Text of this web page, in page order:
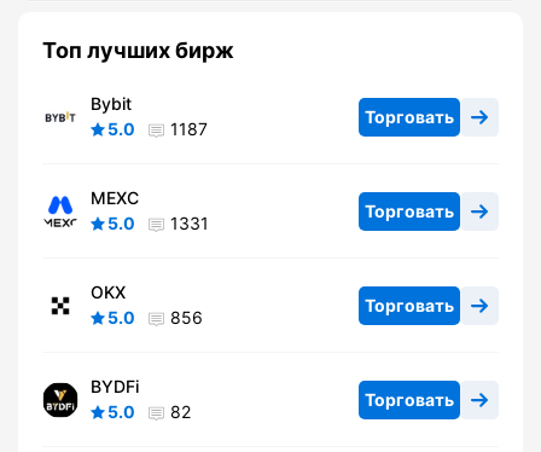
Топ лучших бирж
Bybit
5.0
1187
Торговать
MEXC
5.0
1331
Торговать
OKX
5.0
856
Торговать
BYDFi
5.0
82
Торговать